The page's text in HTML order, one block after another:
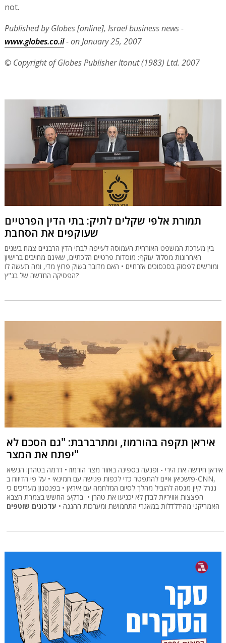
not.
Published by Globes [online], Israel business news -
www.globes.co.il- on January 25, 2007
© Copyright of Globes Publisher Itonut (1983) Ltd. 2007
תמורת אלפי שקלים לתיק: בתי הדין הפרטיים
שעוקפים את הסחבת
בין מערכת המשפט האזרחית העמוסה לעייפה לבתי הדין הרבניים צמח בשנים
האחרונות מסלול עוקף: מוסדות פרטיים הלכתיים, שאינם מחויבים ברישיון
ומורשים לפסוק בסכסוכים אזרחיים • האם מדובר בשוק פרוץ מדי, ומה תעשה לו
הפסיקה החדשה של בג"ץ?
איראן תקפה בהורמוז, ומתרברבת: "גם הסכם לא
יפתח את המצר"
איראן חידשה את הירי - ופגעה בספינה באזור מצר הורמוז • דרמה בטהרן: הנשיא
פזשכיאן איים להתפטר כדי לכפות פגישה עם חמינאי • על פי הדיווח ב-CNN,
גנרל קיין מנסה להוביל מהלך לסיום המלחמה עם איראן • בפנטגון מעריכים כי
הפצצות אוויריות לבדן לא יכניעו את טהרן • ברקע: החשש בצמרת הצבא
האמריקני מהידלדלות במאגרי התחמושת ומערכות ההגנה • עדכונים שוטפים